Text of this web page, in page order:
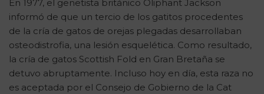
En 1977, el genetista británico Oliphant Jackson
informó de que un tercio de los gatitos procedentes
de la cría de gatos de orejas plegadas desarrollaban
osteodistrofia, una lesión esquelética. Como resultado,
la cría de gatos Scottish Fold en Gran Bretaña se
detuvo abruptamente. Incluso hoy en día, esta raza no
es aceptada por el Consejo de Gobierno de la Cat